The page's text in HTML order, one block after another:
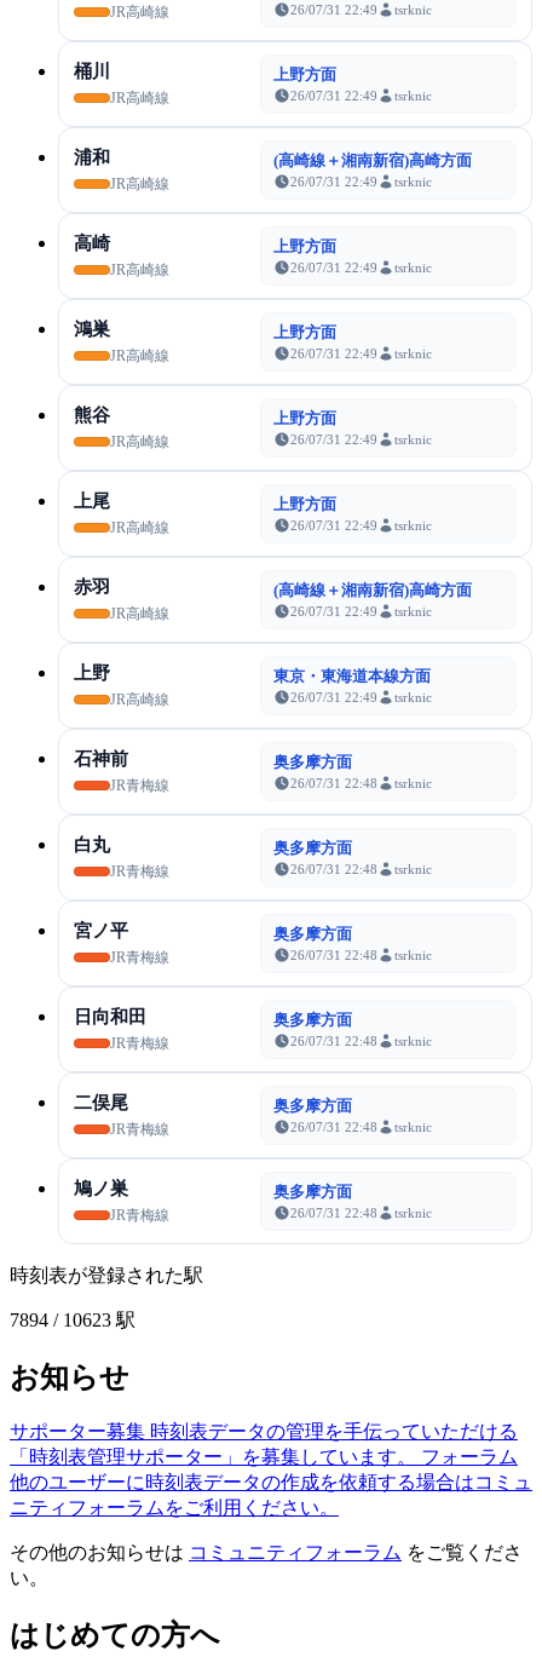
JR高崎線 26/07/31 22:49 tsrknic
桶川
JR高崎線
上野方面
26/07/31 22:49 tsrknic
浦和
JR高崎線
(高崎線＋湘南新宿)高崎方面
26/07/31 22:49 tsrknic
高崎
JR高崎線
上野方面
26/07/31 22:49 tsrknic
鴻巣
JR高崎線
上野方面
26/07/31 22:49 tsrknic
熊谷
JR高崎線
上野方面
26/07/31 22:49 tsrknic
上尾
JR高崎線
上野方面
26/07/31 22:49 tsrknic
赤羽
JR高崎線
(高崎線＋湘南新宿)高崎方面
26/07/31 22:49 tsrknic
上野
JR高崎線
東京・東海道本線方面
26/07/31 22:49 tsrknic
石神前
JR青梅線
奥多摩方面
26/07/31 22:48 tsrknic
白丸
JR青梅線
奥多摩方面
26/07/31 22:48 tsrknic
宮ノ平
JR青梅線
奥多摩方面
26/07/31 22:48 tsrknic
日向和田
JR青梅線
奥多摩方面
26/07/31 22:48 tsrknic
二俣尾
JR青梅線
奥多摩方面
26/07/31 22:48 tsrknic
鳩ノ巣
JR青梅線
奥多摩方面
26/07/31 22:48 tsrknic
時刻表が登録された駅
7894 / 10623 駅
お知らせ
サポーター募集 時刻表データの管理を手伝っていただける
「時刻表管理サポーター」を募集しています。
フォーラム
他のユーザーに時刻表データの作成を依頼する場合はコミュ
ニティフォーラムをご利用ください。
その他のお知らせは コミュニティフォーラム をご覧くださ
い。
はじめての方へ